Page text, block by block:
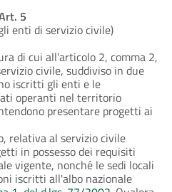
5
enti di servizio civile)
di cui all'articolo 2, comma 2,
civile, suddiviso in due
iscritti gli enti e le
operanti nel territorio
presentare progetti ai
relativa al servizio civile
in possesso dei requisiti
vigente, nonché le sedi locali
iscritti all'albo nazionale